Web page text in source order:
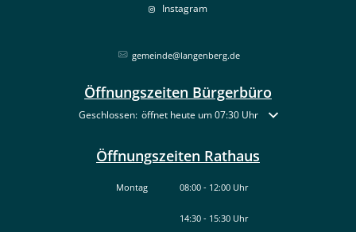
Instagram
gemeinde@langenberg.de
Öffnungszeiten Bürgerbüro
Klicken, um weitere Öffnungs- oder Schließzeiten
Geschlossen: öffnet heute um 07:30 Uhr
Öffnungszeiten Rathaus
Montag 08:00- 12:00Uhr
Von 08:00 bis 12:00 Uhr
14:30- 15:30Uhr